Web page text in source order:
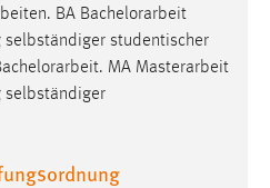
BA Bachelorarbeit
selbständiger studentischer
. MA Masterarbeit
selbständiger